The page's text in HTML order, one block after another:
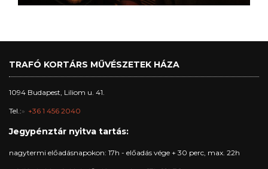
TRAFÓ KORTÁRS MŰVÉSZETEK HÁZA
1094 Budapest, Liliom u. 41.
Tel.: +36 1 456 2040
Jegypénztár nyitva tartás:
nagytermi előadásnapokon: 17h - előadás vége + 30 perc, max. 22h